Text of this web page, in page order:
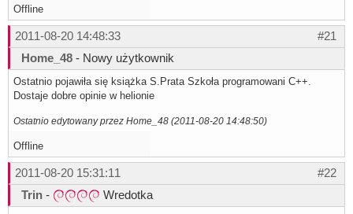
Offline
#21
2011-08-20 14:48:33
Home_48 - Nowy użytkownik
Ostatnio pojawiła się książka S.Prata Szkoła programowani C++.
Dostaje dobre opinie w helionie
Ostatnio edytowany przez Home_48 (2011-08-20 14:48:50)
Offline
#22
2011-08-20 15:31:11
Trin - Wredotka